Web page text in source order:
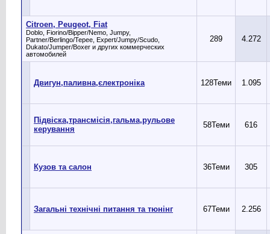
Citroen, Peugeot, Fiat
Doblo, Fiorino/Bipper/Nemo, Jumpy,
Partner/Berlingo/Tepee, Expert/Jumpy/Scudo,
Dukato/Jumper/Boxer и других коммерческих
автомобилей
289 4.272
Двигун,паливна,єлектроніка 128Теми 1.095
Підвіска,трансмісія,гальма,рульове
керування
58Теми 616
Кузов та салон 36Теми 305
Загальні технічні питання та тюнінг 67Теми 2.256